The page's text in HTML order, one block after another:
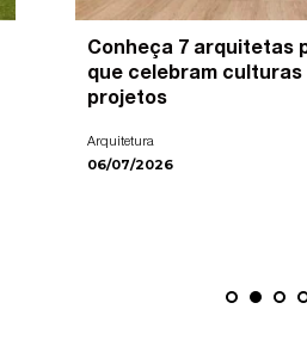
Conheça 7 arquitetas
que celebram culturas
projetos
Arquitetura
06/07/2026